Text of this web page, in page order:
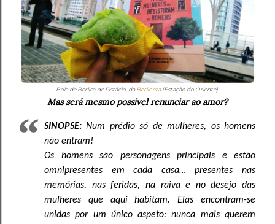
Bola de Berlim de Pistácio, daBerlineta(Estação do Oriente).
Mas será mesmo possível renunciar ao amor?
SINOPSE:Num prédio só de mulheres, os homens
não entram!
Os homens são personagens principais e estão
omnipresentes em cada casa… presentes nas
memórias, nas feridas, na raiva e no desejo das
mulheres que aqui habitam. Elas encontram-se
unidas por um único aspeto: nunca mais querem